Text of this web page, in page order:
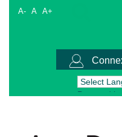
A- A A+
Powered